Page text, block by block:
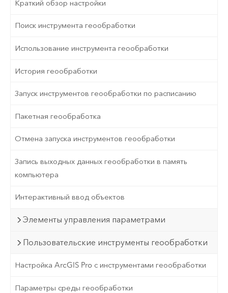
Краткий обзор настройки
Поиск инструмента геообработки
Использование инструмента геообработки
История геообработки
Запуск инструментов геообработки по расписанию
Пакетная геообработка
Отмена запуска инструментов геообработки
Запись выходных данных геообработки в память
компьютера
Интерактивный ввод объектов
Элементы управления параметрами
Пользовательские инструменты геообработки
Настройка ArcGIS Pro с инструментами геообработки
Параметры среды геообработки